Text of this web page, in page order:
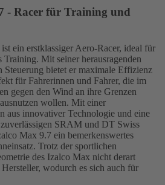
- Racer für Training und
ein erstklassiger Aero-Racer, ideal für
Mit seiner herausragenden
Steuerung bietet er maximale Effizienz
für Fahrerinnen und Fahrer, die im
gegen den Wind an ihre Grenzen
wollen. Mit einer
aus innovativer Technologie und eine
SRAM und DT Swiss
Max 9.7 ein bemerkenswertes
Trotz der sportlichen
des Izalco Max nicht derart
wodurch es sich auch für